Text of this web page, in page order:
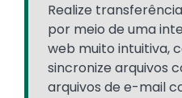
Realize
por meio de uma
web muito intuitiva,
sincronize arquivos
arquivos de e-mail